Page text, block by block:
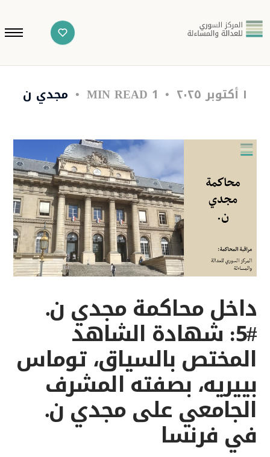
١ أكتوبر ٢٠٢٥ مجدي ن
داخل محاكمة مجدي ن.
#5: شهادة الشاهد
المختص بالسياق، توماس
بييريه، بصفته المشرف
الجامعي على مجدي ن.
في فرنسا